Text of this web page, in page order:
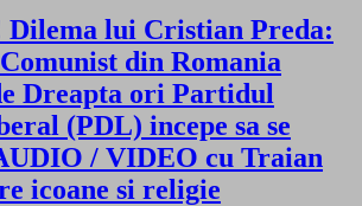
Dilema lui Cristian Preda:
din Romania
Dreapta ori Partidul
(PDL) incepe sa se
/ VIDEO cu Traian
icoane si religie